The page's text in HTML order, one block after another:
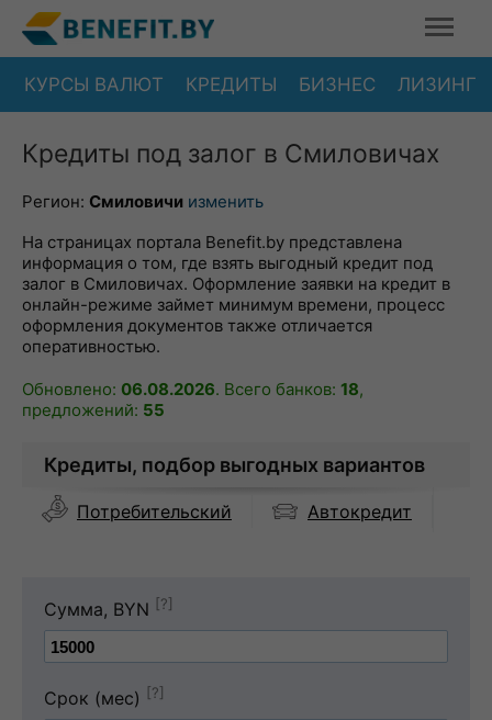
КУРСЫ ВАЛЮТ КРЕДИТЫ БИЗНЕС ЛИЗИНГ
Кредиты под залог в Смиловичах
Регион: Смиловичи изменить
На страницах портала Benefit.by представлена
информация о том, где взять выгодный кредит под
залог в Смиловичах. Оформление заявки на кредит в
онлайн-режиме займет минимум времени, процесс
оформления документов также отличается
оперативностью.
Обновлено: 06.08.2026. Всего банков: 18,
предложений: 55
Кредиты, подбор выгодных вариантов
Потребительский Автокредит
Сумма, BYN [?]
Срок (мес) [?]